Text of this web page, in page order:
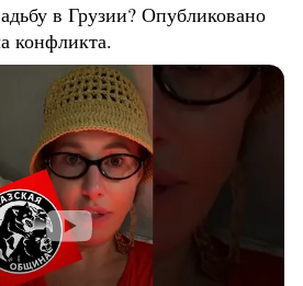
в Грузии? Опубликовано
конфликта.